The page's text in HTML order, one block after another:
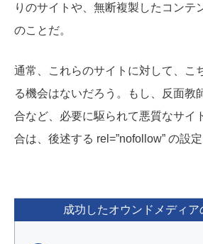
りのサイトや、無断複製したコンテ
のことだ。
通常、これらのサイトに対して、こ
る機会はないだろう。もし、反面教
合など、必要に駆られて悪質なサイ
合は、後述する rel=”nofollow” の設定
成功したオウンドメディア